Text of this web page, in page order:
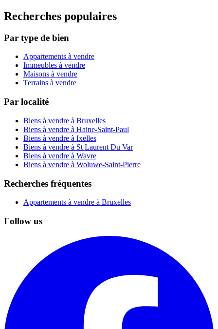
Recherches populaires
Par type de bien
Appartements à vendre
Immeubles à vendre
Maisons à vendre
Terrains à vendre
Par localité
Biens à vendre à Bruxelles
Biens à vendre à Haine-Saint-Paul
Biens à vendre à Ixelles
Biens à vendre à St Laurent Du Var
Biens à vendre à Wavre
Biens à vendre à Woluwe-Saint-Pierre
Recherches fréquentes
Appartements à vendre à Bruxelles
Follow us